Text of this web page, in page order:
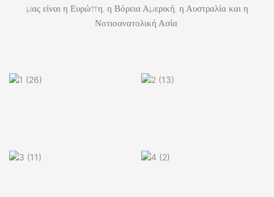
μας είναι η Ευρώπη, η Βόρεια Αμερική, η Αυστραλία και η
Νοτιοανατολική Ασία